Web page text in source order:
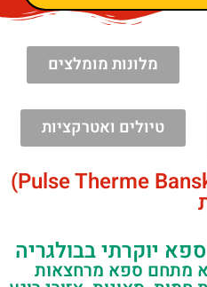
מלונות מומלצים
טיולים ואטרקציות
פולס טרמה בנסקו (Pulse Therme Bansko)
יוקרתי בבולגריה
מתחם ספא מרחצאות